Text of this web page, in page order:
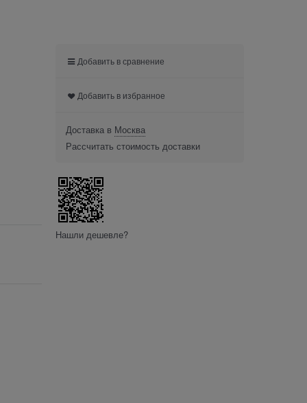
Добавить в сравнение
Добавить в избранное
Доставка в Москва
Рассчитать стоимость доставки
Нашли дешевле?